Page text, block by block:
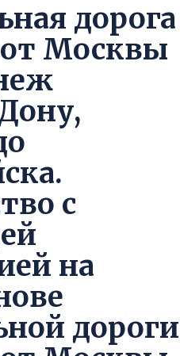
дорога
Москвы
с
на
дороги